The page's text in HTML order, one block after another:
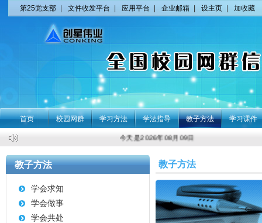
第25党支部 文件收发平台 应用平台 企业邮箱 设主页 加收藏
首页 校园网群 学习方法 学法指导 教子方法 学习课件
今天是2026年08月09日 星期日 农历丙午 马年
教子方法
学会求知
学会做事
学会共处
教子方法